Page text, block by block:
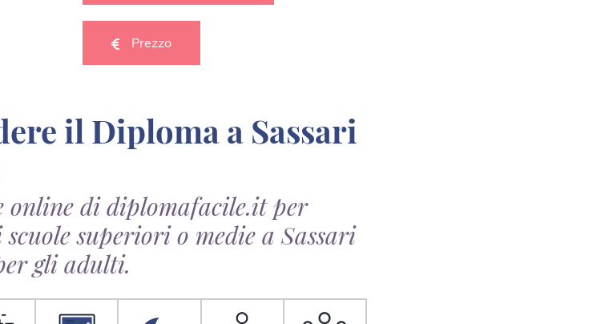
Prezzo
online di diplomafacile.it per
superiori o medie a Sassari
gli adulti.